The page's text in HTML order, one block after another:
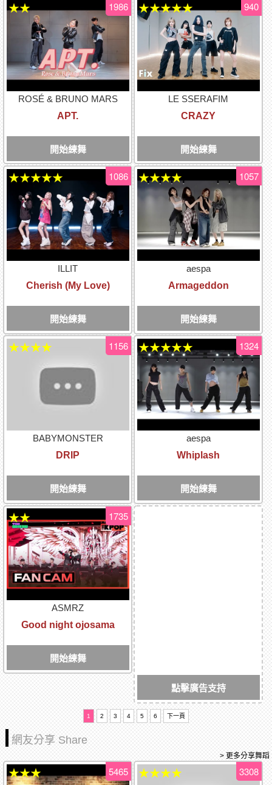
ROSÉ & BRUNO MARS
APT.
開始練舞
1986
★★
LE SSERAFIM
CRAZY
開始練舞
940
★★★★★
ILLIT
Cherish (My Love)
開始練舞
1086
★★★★★
aespa
Armageddon
開始練舞
1057
★★★★
BABYMONSTER
DRIP
開始練舞
1156
★★★★
aespa
Whiplash
開始練舞
1324
★★★★★
ASMRZ
Good night ojosama
開始練舞
1735
★★
點擊廣告支持
1 2 3 4 5 6 下一頁
網友分享 Share
> 更多分享舞蹈
5465
★★★ 3308
★★★★